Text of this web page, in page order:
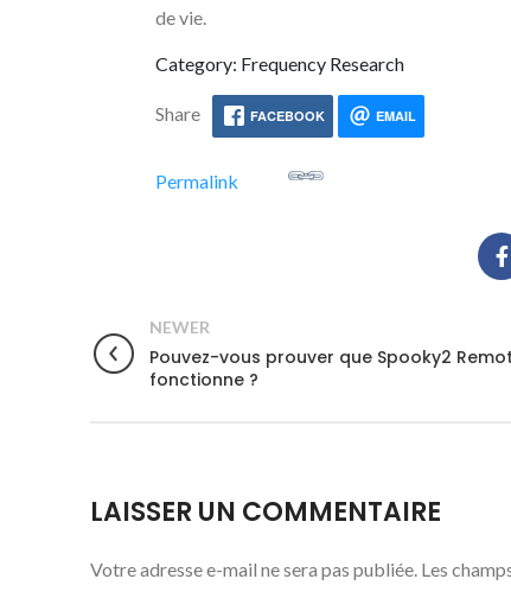
de vie.
Category: Frequency Research
Share FACEBOOK EMAIL
Permalink
NEWER
Pouvez-vous prouver que Spooky2
fonctionne ?
LAISSER UN COMMENTAIRE
Votre adresse e-mail ne sera pas publiée. Les